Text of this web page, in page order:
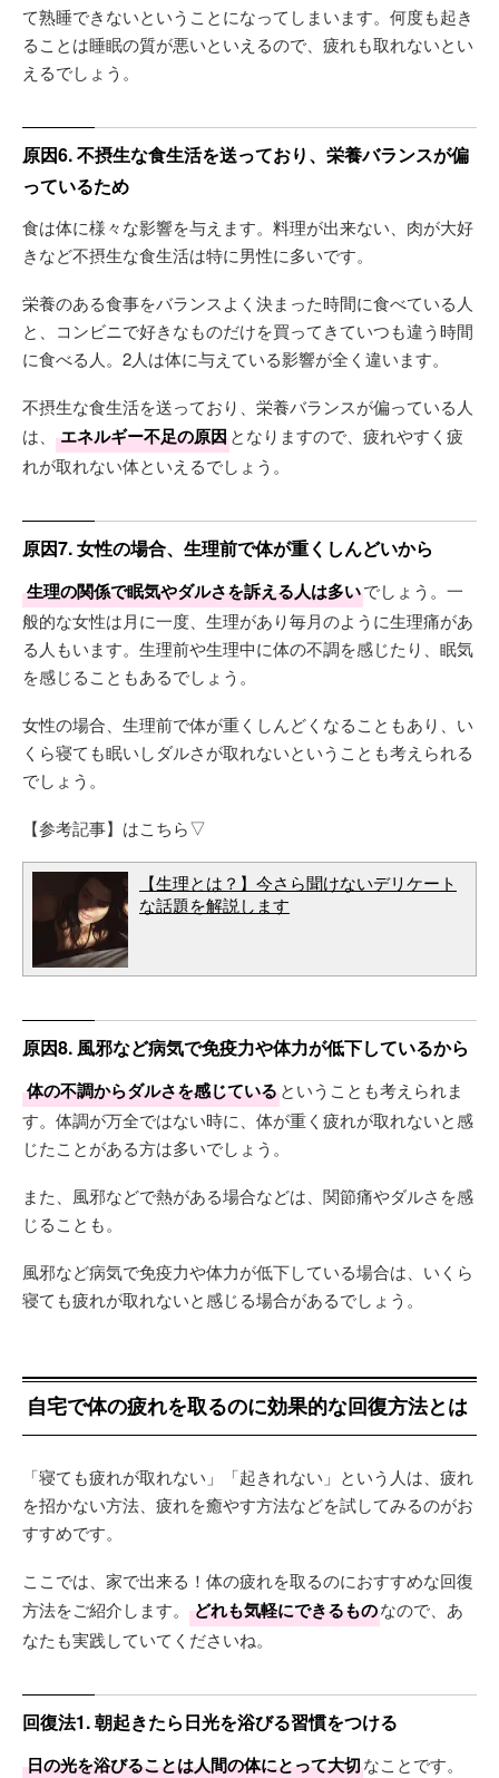
て熟睡できないということになってしまいます。何度も起き
ることは睡眠の質が悪いといえるので、疲れも取れないとい
えるでしょう。
原因6. 不摂生な食生活を送っており、栄養バランスが偏
っているため
食は体に様々な影響を与えます。料理が出来ない、肉が大好
きなど不摂生な食生活は特に男性に多いです。
栄養のある食事をバランスよく決まった時間に食べている人
と、コンビニで好きなものだけを買ってきていつも違う時間
に食べる人。2人は体に与えている影響が全く違います。
不摂生な食生活を送っており、栄養バランスが偏っている人
は、
エネルギー不足の原因となりますので、疲れやすく疲
れが取れない体といえるでしょう。
原因7. 女性の場合、生理前で体が重くしんどいから
生理の関係で眠気やダルさを訴える人は多いでしょう。一
般的な女性は月に一度、生理があり毎月のように生理痛があ
る人もいます。生理前や生理中に体の不調を感じたり、眠気
を感じることもあるでしょう。
女性の場合、生理前で体が重くしんどくなることもあり、い
くら寝ても眠いしダルさが取れないということも考えられる
でしょう。
【参考記事】はこちら▽
【生理とは？】今さら聞けないデリケート
な話題を解説します
原因8. 風邪など病気で免疫力や体力が低下しているから
体の不調からダルさを感じているということも考えられま
す。体調が万全ではない時に、体が重く疲れが取れないと感
じたことがある方は多いでしょう。
また、風邪などで熱がある場合などは、関節痛やダルさを感
じることも。
風邪など病気で免疫力や体力が低下している場合は、いくら
寝ても疲れが取れないと感じる場合があるでしょう。
自宅で体の疲れを取るのに効果的な回復方法とは
「寝ても疲れが取れない」「起きれない」という人は、疲れ
を招かない方法、疲れを癒やす方法などを試してみるのがお
すすめです。
ここでは、家で出来る！体の疲れを取るのにおすすめな回復
方法をご紹介します。
どれも気軽にできるものなので、あ
なたも実践していてくださいね。
回復法1. 朝起きたら日光を浴びる習慣をつける
日の光を浴びることは人間の体にとって大切なことです。